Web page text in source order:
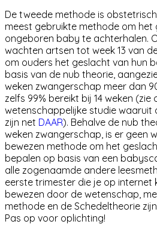
De tweede methode is
meest gebruikte methode om het
ongeboren baby te achterhalen.
wachten artsen tot week 13 van
om ouders het geslacht van hun
basis van de nub theorie,
weken zwangerschap meer dan
zelfs 99% bereikt bij 14 weken (zie
wetenschappelijke studie waaruit
zijn net DAAR). Behalve de nub
weken zwangerschap, is er geen
bewezen methode om het
bepalen op basis van een
alle zogenaamde andere
eerste trimester die je op internet
bewezen door de wetenschap,
methode en de Schedeltheorie
Pas op voor oplichting!